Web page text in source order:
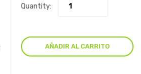
Quantity:
AÑADIR AL CARRITO